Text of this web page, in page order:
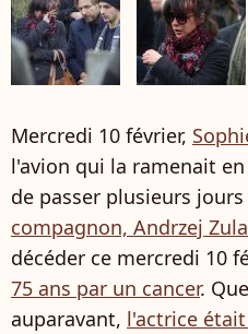
Mercredi 10 février,
l'avion qui la ramenait
de passer plusieurs
compagnon, Andrzej
décéder ce mercredi 10
75 ans par un cancer.
auparavant, l'actrice